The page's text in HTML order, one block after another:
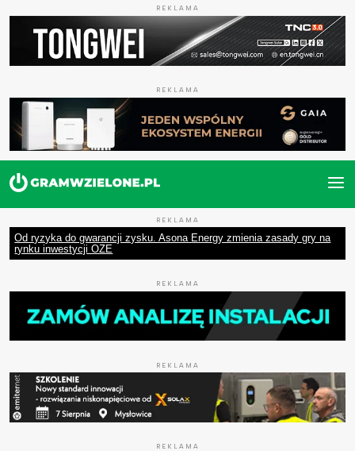
REKLAMA
REKLAMA
REKLAMA
Od ryzyka do gwarancji zysku. Asona Energy zmienia zasady gry na
rynku inwestycji OZE
REKLAMA
REKLAMA
REKLAMA